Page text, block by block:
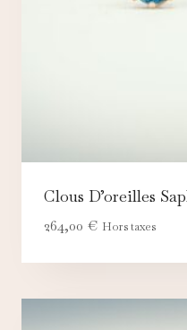
Clous D’oreilles
264,00 € Hors taxes